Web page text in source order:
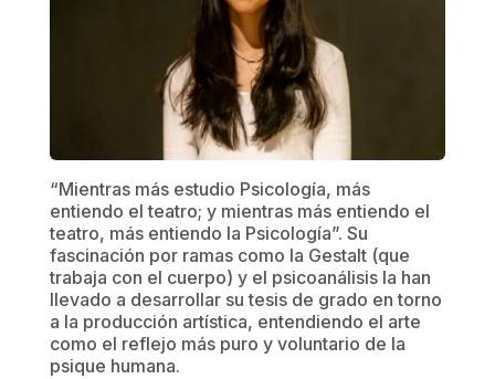
“Mientras más estudio Psicología, más
entiendo el teatro; y mientras más entiendo el
teatro, más entiendo la Psicología”. Su
fascinación por ramas como la Gestalt (que
trabaja con el cuerpo) y el psicoanálisis la han
llevado a desarrollar su tesis de grado en torno
a la producción artística, entendiendo el arte
como el reflejo más puro y voluntario de la
psique humana.